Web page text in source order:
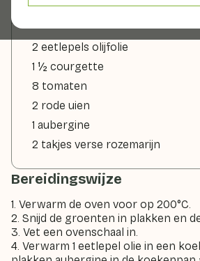
2 eetlepels olijfolie
1 ½ courgette
8 tomaten
2 rode uien
1 aubergine
2 takjes verse rozemarijn
Bereidingswijze
1. Verwarm de oven voor op 200°C.
2. Snijd de groenten in plakken en
3. Vet een ovenschaal in.
4. Verwarm 1 eetlepel olie in een